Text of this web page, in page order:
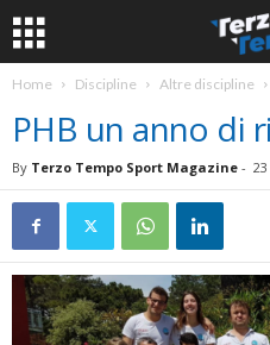
Home Discipline Altre discipline
PHB un anno di
By Terzo Tempo Sport Magazine -